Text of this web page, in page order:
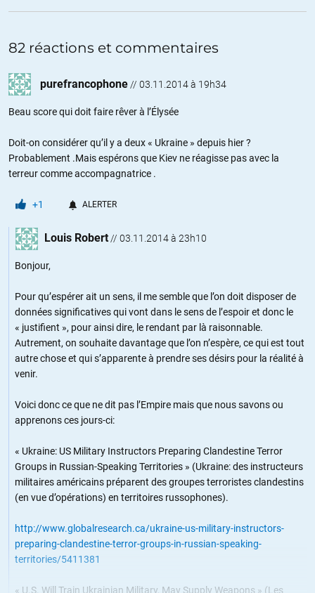
82 réactions et commentaires
purefrancophone // 03.11.2014 à 19h34
Beau score qui doit faire rêver à l’Élysée
Doit-on considérer qu’il y a deux « Ukraine » depuis hier ?
Probablement .Mais espérons que Kiev ne réagisse pas avec la
terreur comme accompagnatrice .
+1 ALERTER
Louis Robert // 03.11.2014 à 23h10
Bonjour,
Pour qu’espérer ait un sens, il me semble que l’on doit disposer de
données significatives qui vont dans le sens de l’espoir et donc le
« justifient », pour ainsi dire, le rendant par là raisonnable.
Autrement, on souhaite davantage que l’on n’espère, ce qui est tout
autre chose et qui s’apparente à prendre ses désirs pour la réalité à
venir.
Voici donc ce que ne dit pas l’Empire mais que nous savons ou
apprenons ces jours-ci:
« Ukraine: US Military Instructors Preparing Clandestine Terror
Groups in Russian-Speaking Territories » (Ukraine: des instructeurs
militaires américains préparent des groupes terroristes clandestins
(en vue d’opérations) en territoires russophones).
http://www.globalresearch.ca/ukraine-us-military-instructors-
preparing-clandestine-terror-groups-in-russian-speaking-
territories/5411381
« U.S. Will Train Ukrainian Military, May Supply Weapons » (Les